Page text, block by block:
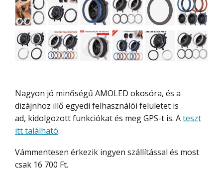
Nagyon jó minőségű AMOLED okosóra, és a
dizájnhoz illő egyedi felhasználói felületet is
ad, kidolgozott funkciókat és meg GPS-t is. Ateszt
itt található.
Vámmentesen érkezik ingyen szállítással és most
csak 16 700 Ft.